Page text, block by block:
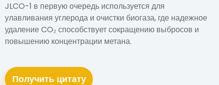
JLCO-1 в первую очередь используется для
улавливания углерода и очистки биогаза, где надежное
удаление CO₂ способствует сокращению выбросов и
повышению концентрации метана.
Получить цитату